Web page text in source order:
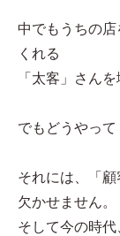
中でもうちの
くれる
「太客」さん
でもどうやっ
それには、「
欠かせません。
そして今の時